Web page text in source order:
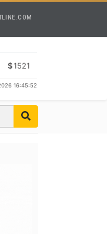
$1521
16:45:52